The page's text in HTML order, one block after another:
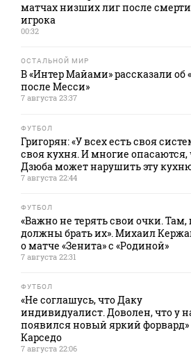
матчах низших лиг после смерти
игрока
00:32
ОСТАЛЬНОЙ МИР
В «Интер Майами» рассказали об
после Месси»
7 августа 23:37
ФУТБОЛ
Григорян: «У всех есть своя
своя кухня. И многие опасаются,
Дзюба может нарушить эту
7 августа 22:44
ФУТБОЛ
«Важно не терять свои очки.
должны брать их». Михаил
о матче «Зенита» с «Родиной»
7 августа 22:31
ФУТБОЛ
«Не соглашусь, что Даку
индивидуалист. Доволен, что у
появился новый яркий
Карседо
7 августа 22:06